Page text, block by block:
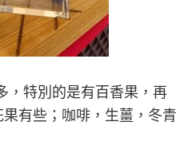
，特別的是有百香果，再
有些；咖啡，生薑，冬青